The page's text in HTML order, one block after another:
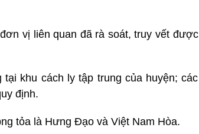
vị liên quan đã rà soát, truy vết được
khu cách ly tập trung của huyện; các
định.
tỏa là Hưng Đạo và Việt Nam Hòa.